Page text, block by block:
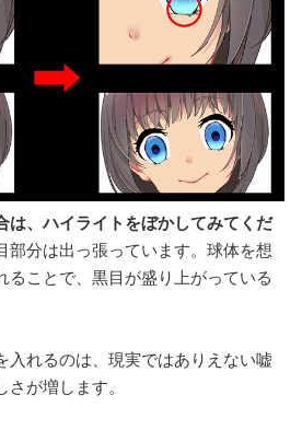
は、ハイライトをぼかしてみてくだ
部分は出っ張っています。球体を想
ることで、黒目が盛り上がっている
入れるのは、現実ではありえない嘘
が増します。